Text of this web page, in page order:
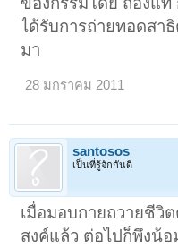
ได้รับการถ่ายทอดสา
มา
28 มกราคม 2011
santosos
เป็นที่รู้จักกันดี
เมื่อมอบกายถวายชีวิ
สงค์แล้ว ต่อไปก็พึงน้